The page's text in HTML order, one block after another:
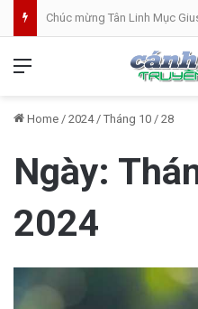
Home / 2024 / Tháng 10 / 28
Ngày:
2024